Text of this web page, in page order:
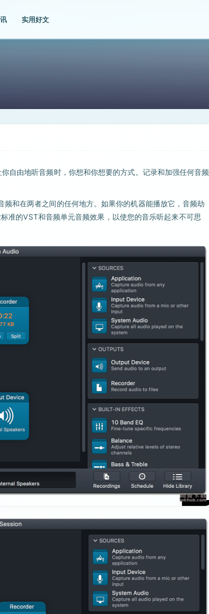
实用好文
自由地听音频时，你想和你想要的方式。记录和加强任何音频
和在两者之间的任何地方。如果你的机器能播放它，音频劫
准的VST和音频单元音频效果，以使您的音乐听起来不可思